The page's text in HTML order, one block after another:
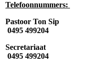
Telefoonnummers:
Pastoor Ton Sip
0495 499204
Secretariaat
0495 499204